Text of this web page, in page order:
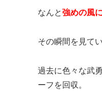
なんと強めの風
その瞬間を見て
過去に色々な武
ーフを回収。